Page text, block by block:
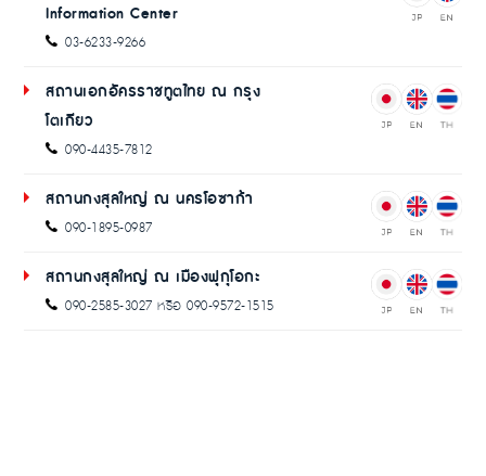
Information Center
03-6233-9266
สถานเอกอัครราชทูตไทย ณ กรุง
โตเกียว
090-4435-7812
สถานกงสุลใหญ่ ณ นครโอซาก้า
090-1895-0987
สถานกงสุลใหญ่ ณ เมืองฟุกุโอกะ
090-2585-3027 หรือ 090-9572-1515